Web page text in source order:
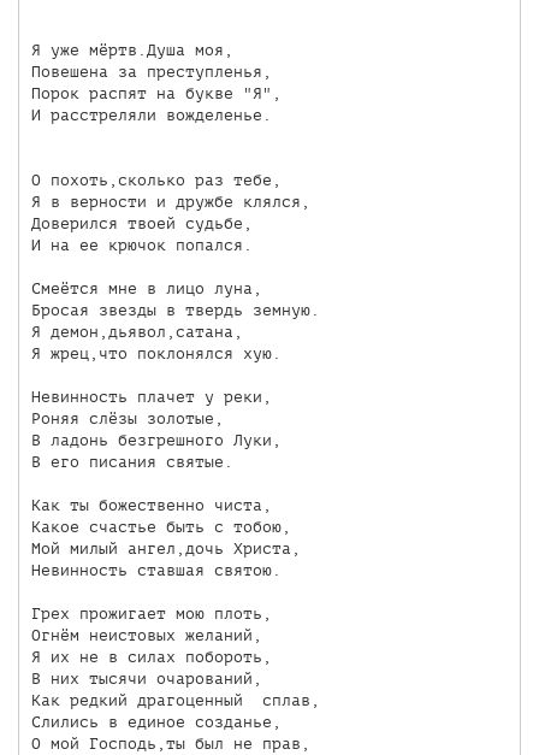
Я уже мёртв.Душа моя,
Повешена за преступленья,
Порок распят на букве "Я",
И расстреляли вожделенье.
О похоть,сколько раз тебе,
Я в верности и дружбе клялся,
Доверился твоей судьбе,
И на ее крючок попался.
Смеётся мне в лицо луна,
Бросая звезды в твердь земную.
Я демон,дьявол,сатана,
Я жрец,что поклонялся хую.
Невинность плачет у реки,
Роняя слёзы золотые,
В ладонь безгрешного Луки,
В его писания святые.
Как ты божественно чиста,
Какое счастье быть с тобою,
Мой милый ангел,дочь Христа,
Невинность ставшая святою.
Грех прожигает мою плоть,
Огнём неистовых желаний,
Я их не в силах побороть,
В них тысячи очарований,
Как редкий драгоценный  сплав,
Слились в единое созданье,
О мой Господь,ты был не прав,